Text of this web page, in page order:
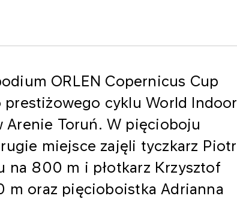
ORLEN Copernicus Cup
cyklu World Indoor
Arenie Toruń. W pięcioboju
miejsce zajęli tyczkarz Piotr
na 800 m i płotkarz Krzysztof
m oraz pięcioboistka Adrianna